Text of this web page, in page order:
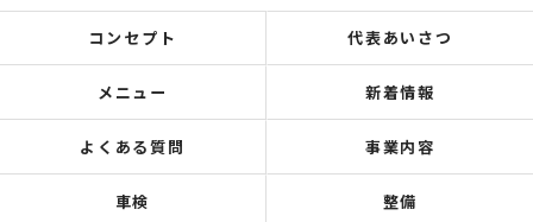
コンセプト 代表あいさつ
メニュー 新着情報
よくある質問 事業内容
車検 整備